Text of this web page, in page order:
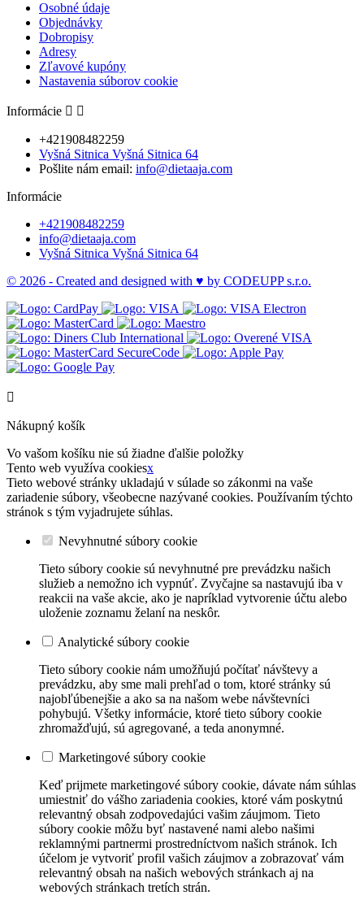
Osobné údaje
Objednávky
Dobropisy
Adresy
Zľavové kupóny
Nastavenia súborov cookie
Informácie  
+421908482259
Vyšná Sitnica Vyšná Sitnica 64
Pošlite nám email: info@dietaaja.com
Informácie
+421908482259
info@dietaaja.com
Vyšná Sitnica Vyšná Sitnica 64
© 2026 - Created and designed with ♥ by CODEUPP s.r.o.

Nákupný košík
Vo vašom košíku nie sú žiadne ďalšie položky
Tento web využíva cookiesx
Tieto webové stránky ukladajú v súlade so zákonmi na vaše
zariadenie súbory, všeobecne nazývané cookies. Používaním týchto
stránok s tým vyjadrujete súhlas.
Nevyhnutné súbory cookie
Tieto súbory cookie sú nevyhnutné pre prevádzku našich
služieb a nemožno ich vypnúť. Zvyčajne sa nastavujú iba v
reakcii na vaše akcie, ako je napríklad vytvorenie účtu alebo
uloženie zoznamu želaní na neskôr.
Analytické súbory cookie
Tieto súbory cookie nám umožňujú počítať návštevy a
prevádzku, aby sme mali prehľad o tom, ktoré stránky sú
najobľúbenejšie a ako sa na našom webe návštevníci
pohybujú. Všetky informácie, ktoré tieto súbory cookie
zhromažďujú, sú agregované, a teda anonymné.
Marketingové súbory cookie
Keď prijmete marketingové súbory cookie, dávate nám súhlas
umiestniť do vášho zariadenia cookies, ktoré vám poskytnú
relevantný obsah zodpovedajúci vašim záujmom. Tieto
súbory cookie môžu byť nastavené nami alebo našimi
reklamnými partnermi prostredníctvom našich stránok. Ich
účelom je vytvoriť profil vašich záujmov a zobrazovať vám
relevantný obsah na našich webových stránkach aj na
webových stránkach tretích strán.